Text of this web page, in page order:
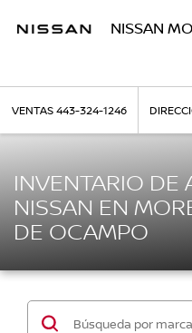
NISSAN
VENTAS443-324-1246
INVENTARIO DE
NISSAN EN
DE OCAMPO